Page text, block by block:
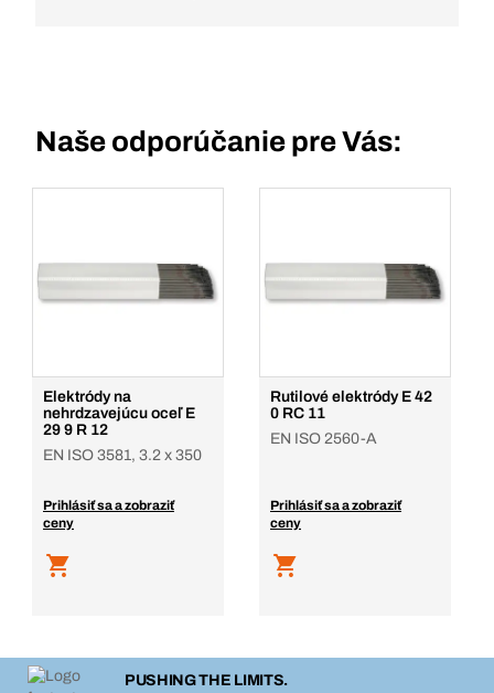
Naše odporúčanie pre Vás:
Elektródy na
nehrdzavejúcu oceľ E
29 9 R 12
EN ISO 3581, 3.2 x 350
Prihlásiť sa a zobraziť
ceny
Rutilové elektródy E 42
0 RC 11
EN ISO 2560-A
Prihlásiť sa a zobraziť
ceny
PUSHING THE LIMITS.